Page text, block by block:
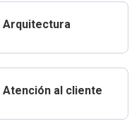
Arquitectura
Atención al cliente